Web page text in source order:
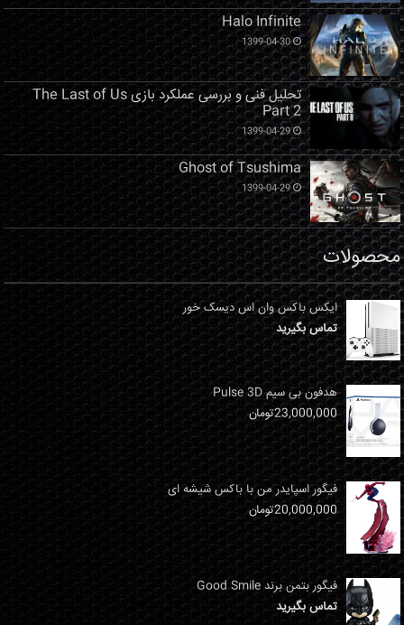
Halo Infinite
1399-04-30
تحلیل فنی و بررسی عملکرد بازی The Last of Us
Part 2
1399-04-29
Ghost of Tsushima
1399-04-29
محصولات
ایکس باکس وان اس دیسک خور
تماس بگیرید
هدفون بی سیم Pulse 3D
23,000,000تومان
فیگور اسپایدر من با باکس شیشه ای
20,000,000تومان
فیگور بتمن برند Good Smile
تماس بگیرید